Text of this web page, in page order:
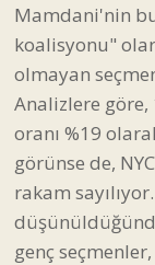
Mamdani'nin
koalisyonu"
olmayan
Analizlere göre,
oranı %19
görünse de,
rakam
genç